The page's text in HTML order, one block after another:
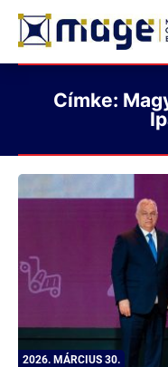
Címke:
2026. MÁRCIUS 30.